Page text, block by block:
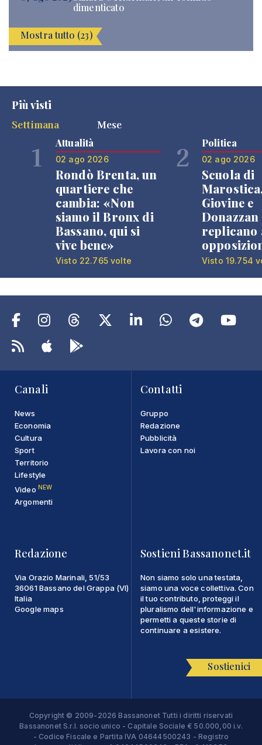
dimenticato
Mostra tutto (23)
Più visti
Settimana
Mese
1 Attualità
02 ago 2026
Rondò Brenta, un
quartiere che
cambia: «Non
siamo il Bronx di
Bassano, qui si
vive bene»
Visto 22.765 volte
2 Politica
02 ago 2026
Scuola di
Giovine e
Donazzan
replicano
Visto 19.754
Canali
News
Economia
Cultura
Sport
Territorio
Lifestyle
Video NEW
Argomenti
Contatti
Gruppo
Redazione
Pubblicità
Lavora con noi
Redazione
Via Orazio Marinali, 51/53
36061 Bassano del Grappa (VI)
Italia
Google maps
Sostieni Bassanonet.it
Non siamo solo una testata,
siamo una voce collettiva. Con
il tuo contributo, proteggi il
pluralismo dell'informazione e
permetti a queste storie di
continuare a esistere.
Sostienici
Copyright © 2009-2026 Bassanonet Tutti i diritti riservati
Bassanonet S.r.l. socio unico - Capitale Sociale € 50.000,00 i.v.
- Codice Fiscale e Partita IVA 04644500243 - Registro